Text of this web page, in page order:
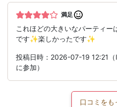
満足
これほどの大きいなパーティー
です✨楽しかったです✨
投稿日時：2026-07-19 12:21
に参加）
口コミをも